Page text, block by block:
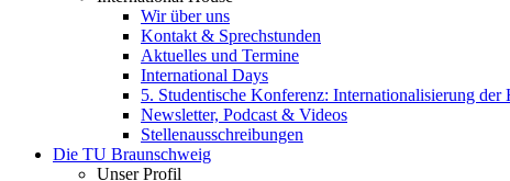
Wir über uns
Kontakt & Sprechstunden
Aktuelles und Termine
International Days
5. Studentische Konferenz: Internationalisierung der
Newsletter, Podcast & Videos
Stellenausschreibungen
Die TU Braunschweig
Unser Profil